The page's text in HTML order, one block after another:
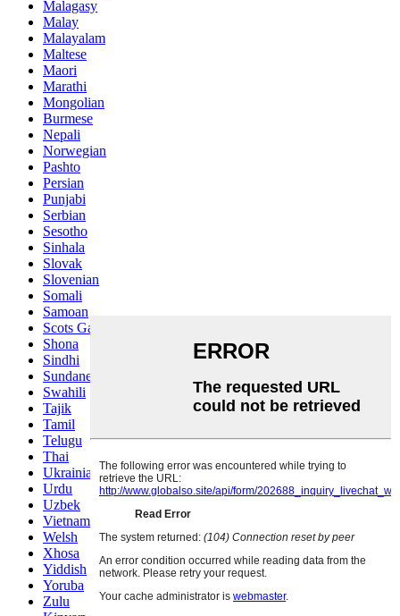
Malagasy
Malay
Malayalam
Maltese
Maori
Marathi
Mongolian
Burmese
Nepali
Norwegian
Pashto
Persian
Punjabi
Serbian
Sesotho
Sinhala
Slovak
Slovenian
Somali
Samoan
Scots Gaelic
Shona
Sindhi
Sundanese
Swahili
Tajik
Tamil
Telugu
Thai
Ukrainian
Urdu
Uzbek
Vietnamese
Welsh
Xhosa
Yiddish
Yoruba
Zulu